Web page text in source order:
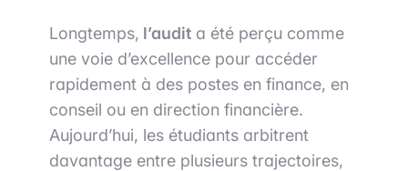
Longtemps, l’audit a été perçu comme
une voie d’excellence pour accéder
rapidement à des postes en finance, en
conseil ou en direction financière.
Aujourd’hui, les étudiants arbitrent
davantage entre plusieurs trajectoires,